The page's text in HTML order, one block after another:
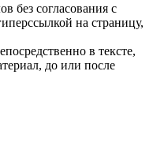
без согласования с
на страницу,
в тексте,
до или после